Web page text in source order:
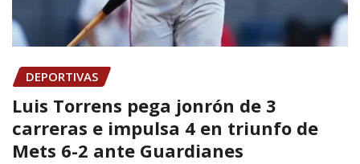
DEPORTIVAS
Luis Torrens pega jonrón de 3
carreras e impulsa 4 en triunfo de
Mets 6-2 ante Guardianes